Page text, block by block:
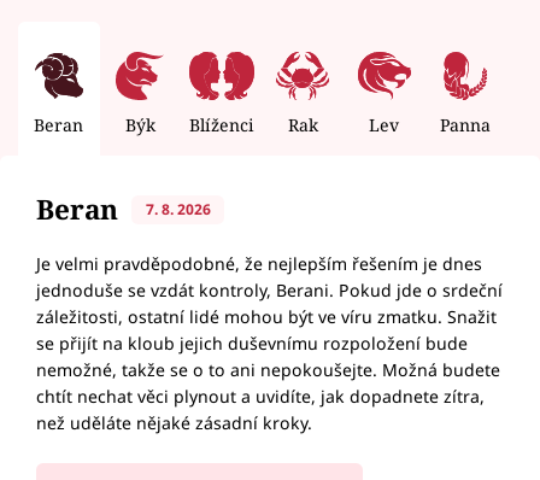
Beran Býk Blíženci Rak Lev Panna
Beran 7. 8. 2026
Je velmi pravděpodobné, že nejlepším řešením je dnes
jednoduše se vzdát kontroly, Berani. Pokud jde o srdeční
záležitosti, ostatní lidé mohou být ve víru zmatku. Snažit
se přijít na kloub jejich duševnímu rozpoložení bude
nemožné, takže se o to ani nepokoušejte. Možná budete
chtít nechat věci plynout a uvidíte, jak dopadnete zítra,
než uděláte nějaké zásadní kroky.